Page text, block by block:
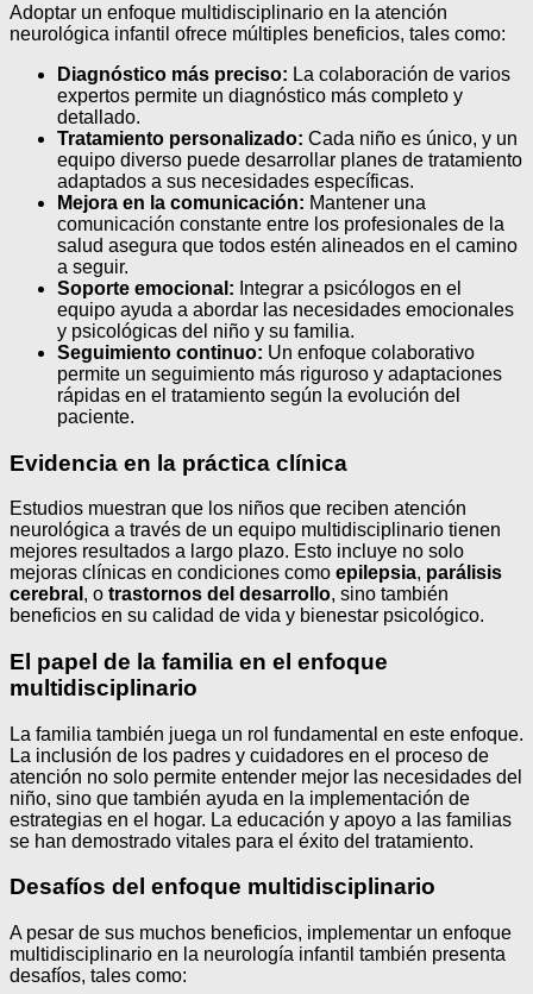
Adoptar un enfoque multidisciplinario en la atención
neurológica infantil ofrece múltiples beneficios, tales como:
Diagnóstico más preciso: La colaboración de varios
expertos permite un diagnóstico más completo y
detallado.
Tratamiento personalizado: Cada niño es único, y un
equipo diverso puede desarrollar planes de tratamiento
adaptados a sus necesidades específicas.
Mejora en la comunicación: Mantener una
comunicación constante entre los profesionales de la
salud asegura que todos estén alineados en el camino
a seguir.
Soporte emocional: Integrar a psicólogos en el
equipo ayuda a abordar las necesidades emocionales
y psicológicas del niño y su familia.
Seguimiento continuo: Un enfoque colaborativo
permite un seguimiento más riguroso y adaptaciones
rápidas en el tratamiento según la evolución del
paciente.
Evidencia en la práctica clínica
Estudios muestran que los niños que reciben atención
neurológica a través de un equipo multidisciplinario tienen
mejores resultados a largo plazo. Esto incluye no solo
mejoras clínicas en condiciones como epilepsia, parálisis
cerebral , o trastornos del desarrollo, sino también
beneficios en su calidad de vida y bienestar psicológico.
El papel de la familia en el enfoque
multidisciplinario
La familia también juega un rol fundamental en este enfoque.
La inclusión de los padres y cuidadores en el proceso de
atención no solo permite entender mejor las necesidades del
niño, sino que también ayuda en la implementación de
estrategias en el hogar. La educación y apoyo a las familias
se han demostrado vitales para el éxito del tratamiento.
Desafíos del enfoque multidisciplinario
A pesar de sus muchos beneficios, implementar un enfoque
multidisciplinario en la neurología infantil también presenta
desafíos, tales como: